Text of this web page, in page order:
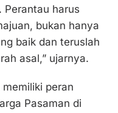
Perantau harus
bukan hanya
baik dan teruslah
asal,” ujarnya.
memiliki peran
Pasaman di